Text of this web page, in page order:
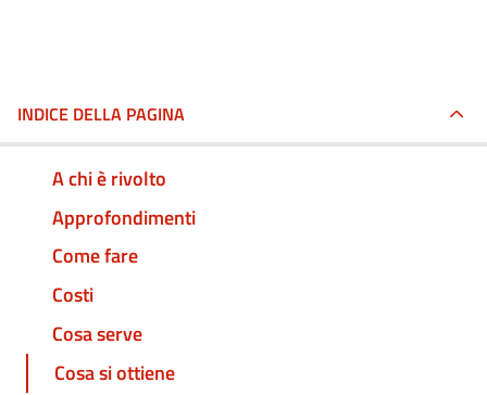
INDICE DELLA PAGINA
A chi è rivolto
Approfondimenti
Come fare
Costi
Cosa serve
Cosa si ottiene